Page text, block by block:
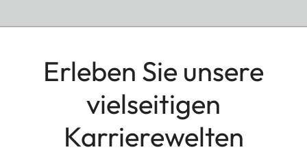
Erleben Sie unsere
vielseitigen
Karrierewelten